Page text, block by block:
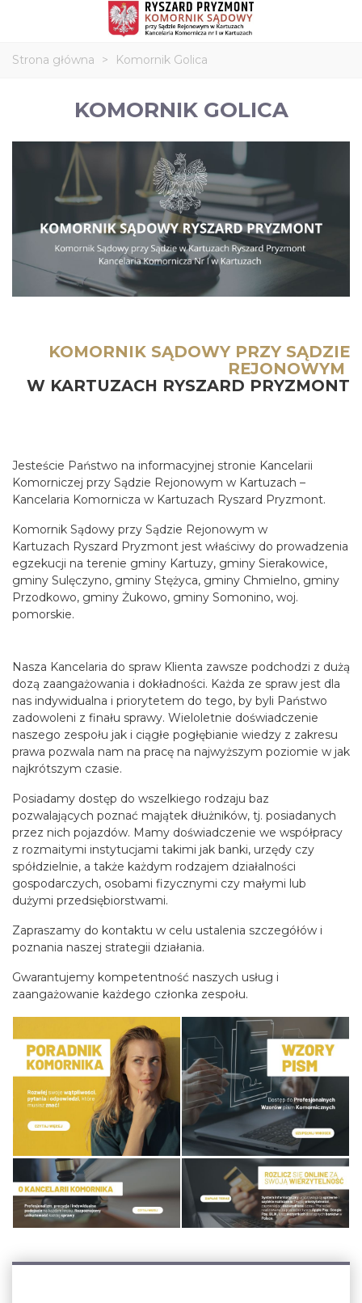
Strona główna > Komornik Golica
KOMORNIK GOLICA
KOMORNIK SĄDOWY PRZY SĄDZIE
REJONOWYM
W KARTUZACH RYSZARD PRYZMONT
Jesteście Państwo na informacyjnej stronie Kancelarii
Komorniczej przy Sądzie Rejonowym w Kartuzach –
Kancelaria Komornicza w Kartuzach Ryszard Pryzmont.
Komornik Sądowy przy Sądzie Rejonowym w
Kartuzach Ryszard Pryzmont jest właściwy do prowadzenia
egzekucji na terenie gminy Kartuzy, gminy Sierakowice,
gminy Sulęczyno, gminy Stężyca, gminy Chmielno, gminy
Przodkowo, gminy Żukowo, gminy Somonino, woj.
pomorskie.
Nasza Kancelaria do spraw Klienta zawsze podchodzi z dużą
dozą zaangażowania i dokładności. Każda ze spraw jest dla
nas indywidualna i priorytetem do tego, by byli Państwo
zadowoleni z finału sprawy. Wieloletnie doświadczenie
naszego zespołu jak i ciągłe pogłębianie wiedzy z zakresu
prawa pozwala nam na pracę na najwyższym poziomie w jak
najkrótszym czasie.
Posiadamy dostęp do wszelkiego rodzaju baz
pozwalających poznać majątek dłużników, tj. posiadanych
przez nich pojazdów. Mamy doświadczenie we współpracy
z rozmaitymi instytucjami takimi jak banki, urzędy czy
spółdzielnie, a także każdym rodzajem działalności
gospodarczych, osobami fizycznymi czy małymi lub
dużymi przedsiębiorstwami.
Zapraszamy do kontaktu w celu ustalenia szczegółów i
poznania naszej strategii działania.
Gwarantujemy kompetentność naszych usług i
zaangażowanie każdego członka zespołu.